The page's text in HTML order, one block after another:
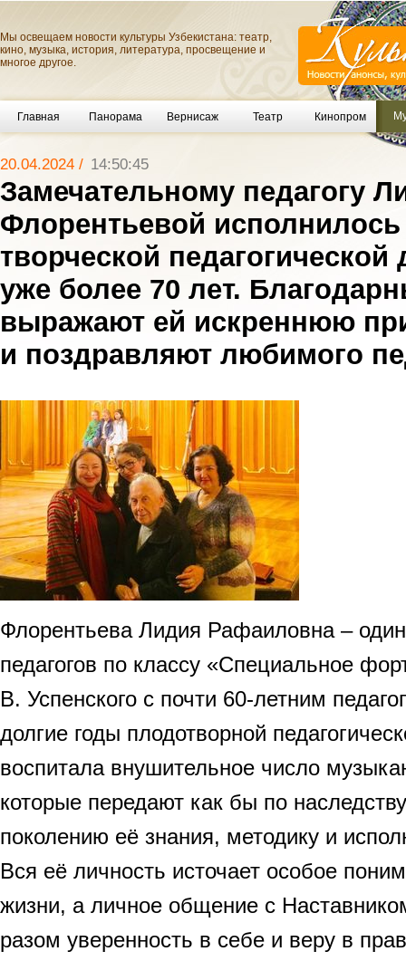
Мы освещаем новости культуры Узбекистана: театр,
кино, музыка, история, литература, просвещение и
многое другое.
Главная Панорама Вернисаж Театр Кинопром
20.04.2024 / 14:50:45
Замечательному педагогу
Флорентьевой исполнилось
творческой педагогической
уже более 70 лет.
выражают ей искреннюю
и поздравляют любимого
Флорентьева Лидия Рафаиловна –
педагогов по классу «Специальное
В. Успенского с почти 60-летним
долгие годы плодотворной
воспитала внушительное число
которые передают как бы по
поколению её знания, методику и
Вся её личность источает особое
жизни, а личное общение с
разом уверенность в себе и веру в